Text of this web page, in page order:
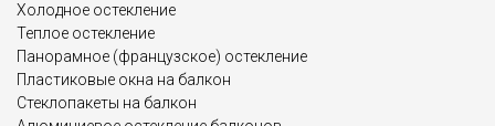
Холодное остекление
Теплое остекление
Панорамное (французское) остекление
Пластиковые окна на балкон
Стеклопакеты на балкон